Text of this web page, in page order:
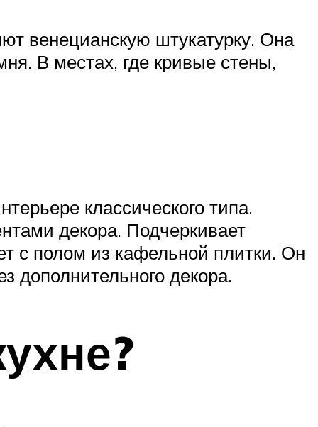
венецианскую штукатурку. Она
В местах, где кривые стены,
классического типа.
декора. Подчеркивает
с полом из кафельной плитки. Он
дополнительного декора.